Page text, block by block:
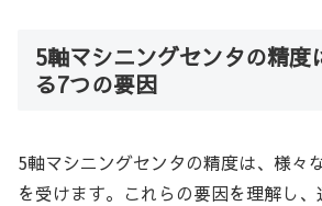
5軸マシニングセンタの精度
る7つの要因
5軸マシニングセンタの精度は、様々
を受けます。これらの要因を理解し